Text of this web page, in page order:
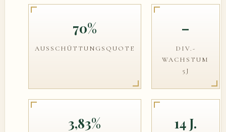
70%
AUSSCHÜTTUNGSQUOTE
–
DIV.-
WACHSTUM
5J
3,83% 14 J.